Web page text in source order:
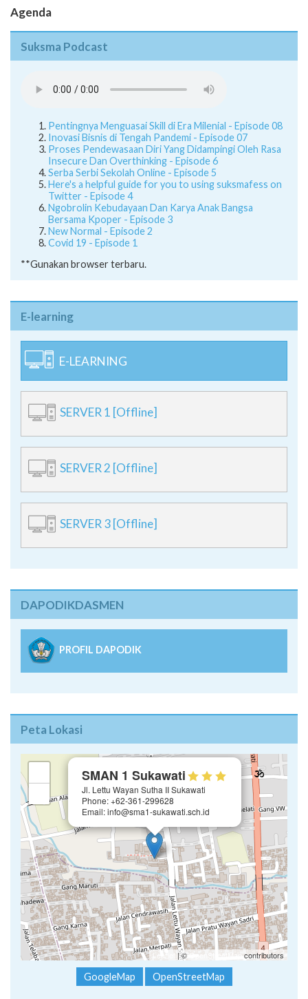
Agenda
Suksma Podcast
Pentingnya Menguasai Skill di Era Milenial - Episode 08
Inovasi Bisnis di Tengah Pandemi - Episode 07
Proses Pendewasaan Diri Yang Didampingi Oleh Rasa
Insecure Dan Overthinking - Episode 6
Serba Serbi Sekolah Online - Episode 5
Here's a helpful guide for you to using suksmafess on
Twitter - Episode 4
Ngobrolin Kebudayaan Dan Karya Anak Bangsa
Bersama Kpoper - Episode 3
New Normal - Episode 2
Covid 19 - Episode 1
**Gunakan browser terbaru.
E-learning
E-LEARNING
SERVER 1 [Offline]
SERVER 2 [Offline]
SERVER 3 [Offline]
DAPODIKDASMEN
PROFIL DAPODIK
Peta Lokasi
SMAN 1 Sukawati
Jl. Lettu Wayan Sutha II Sukawati
Phone: +62-361-299628
Email: info@sma1-sukawati.sch.id
Leaflet | ©OpenStreetMap contributors
GoogleMap OpenStreetMap